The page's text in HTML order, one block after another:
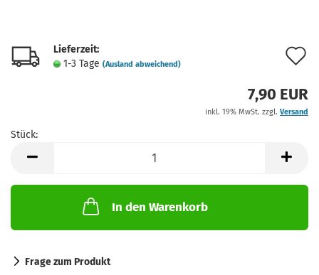
Lieferzeit:
1-3 Tage (Ausland abweichend)
7,90 EUR
inkl. 19% MwSt. zzgl. Versand
Stück:
In den Warenkorb
Frage zum Produkt